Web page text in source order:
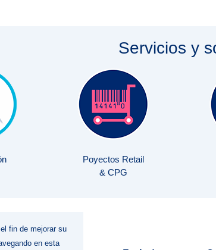
Servicios y
Poyectos Retail
& CPG
fin de mejorar su
en esta